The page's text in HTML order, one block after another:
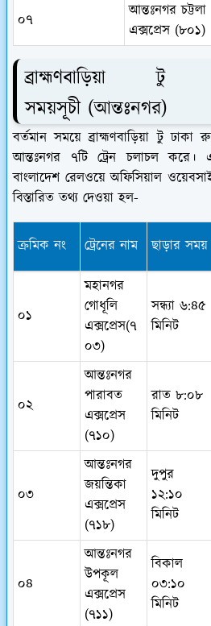
০৭
আন্তঃনগর চট্টলা
এক্সপ্রেস (৮০১)
ব্রাহ্মণবাড়িয়া টু
সময়সূচী (আন্তঃনগর)
বর্তমান সময়ে ব্রাহ্মণবাড়িয়া টু
আন্তঃনগর ৭টি ট্রেন চলাচল করে।
বাংলাদেশ রেলওয়ে অফিসিয়াল
বিস্তারিত তথ্য দেওয়া হল-
ক্রমিক নং ট্রেনের নাম ছাড়ার সময়
০১
মহানগর
গোধূলি
এক্সপ্রেস(৭
০৩)
সন্ধ্যা ৬:৪৫
মিনিট
০২
আন্তঃনগর
পারাবত
এক্সপ্রেস
(৭১০)
রাত ৮:০৮
মিনিট
০৩
আন্তঃনগর
জয়ন্তিকা
এক্সপ্রেস
(৭১৮)
দুপুর
১২:১০
মিনিট
০৪
আন্তঃনগর
উপকূল
এক্সপ্রেস
(৭১১)
বিকাল
০৩:১০
মিনিট